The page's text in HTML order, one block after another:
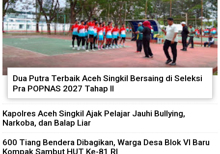
Dua Putra Terbaik Aceh Singkil Bersaing di Seleksi
Pra POPNAS 2027 Tahap II
Kapolres Aceh Singkil Ajak Pelajar Jauhi Bullying,
Narkoba, dan Balap Liar
600 Tiang Bendera Dibagikan, Warga Desa Blok VI Baru
Kompak Sambut HUT Ke-81 RI